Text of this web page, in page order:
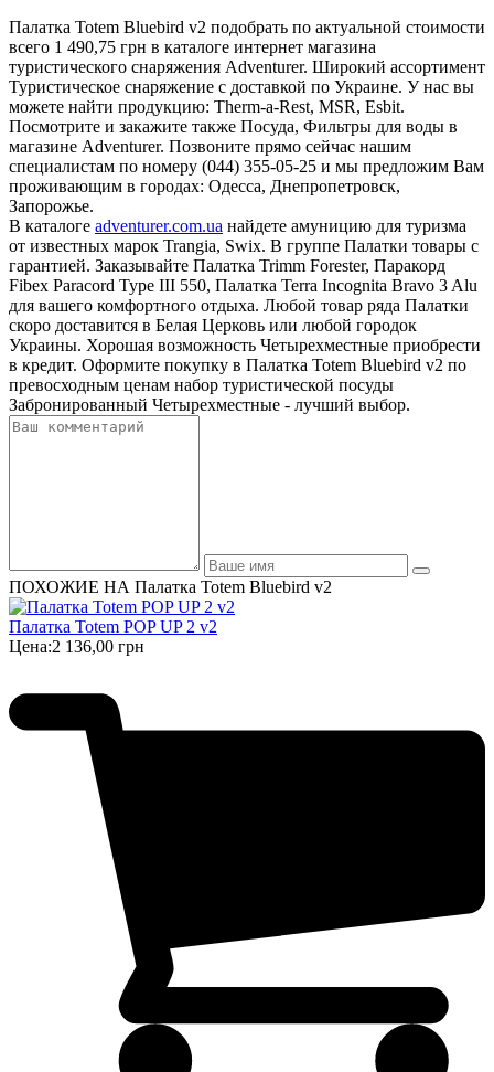
Палатка Totem Bluebird v2 подобрать по актуальной стоимости
всего 1 490,75 грн в каталоге интернет магазина
туристического снаряжения Adventurer. Широкий ассортимент
Туристическое снаряжение с доставкой по Украине. У нас вы
можете найти продукцию: Therm-a-Rest, MSR, Esbit.
Посмотрите и закажите также Посуда, Фильтры для воды в
магазине Adventurer. Позвоните прямо сейчас нашим
специалистам по номеру (044) 355-05-25 и мы предложим Вам
проживающим в городах: Одесса, Днепропетровск,
Запорожье.
В каталоге adventurer.com.ua найдете амуницию для туризма
от известных марок Trangia, Swix. В группе Палатки товары с
гарантией. Заказывайте Палатка Trimm Forester, Паракорд
Fibex Paracord Type III 550, Палатка Terra Incognita Bravo 3 Alu
для вашего комфортного отдыха. Любой товар ряда Палатки
скоро доставится в Белая Церковь или любой городок
Украины. Хорошая возможность Четырехместные приобрести
в кредит. Оформите покупку в Палатка Totem Bluebird v2 по
превосходным ценам набор туристической посуды
Забронированный Четырехместные - лучший выбор.
ПОХОЖИЕ НА Палатка Totem Bluebird v2
Палатка Totem POP UP 2 v2
Цена:2 136,00 грн